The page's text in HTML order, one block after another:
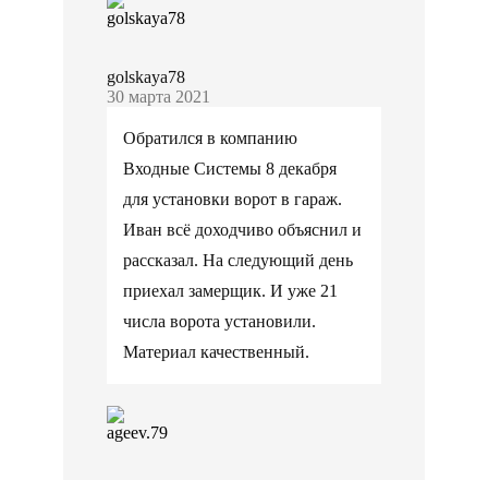
golskaya78
30 марта 2021
Обратился в компанию
Входные Системы 8 декабря
для установки ворот в гараж.
Иван всё доходчиво объяснил и
рассказал. На следующий день
приехал замерщик. И уже 21
числа ворота установили.
Материал качественный.